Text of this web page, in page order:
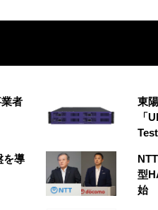
者
東
「
を導
型
始